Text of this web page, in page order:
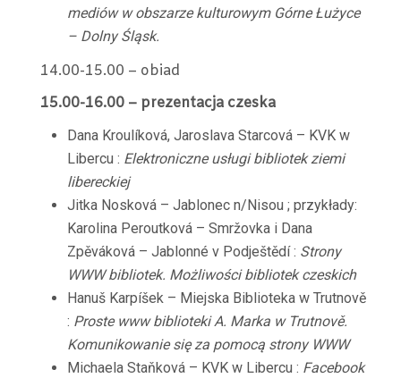
mediów w obszarze kulturowym Górne Łużyce
– Dolny Śląsk.
14.00-15.00 – obiad
15.00-16.00 – prezentacja czeska
Dana Kroulíková, Jaroslava Starcová – KVK w
Libercu : Elektroniczne usługi bibliotek ziemi
libereckiej
Jitka Nosková – Jablonec n/Nisou ; przykłady:
Karolina Peroutková – Smržovka i Dana
Zpěváková – Jablonné v Podještědí : Strony
WWW bibliotek. Możliwości bibliotek czeskich
Hanuš Karpíšek – Miejska Biblioteka w Trutnově
: Proste www biblioteki A. Marka w Trutnově.
Komunikowanie się za pomocą strony WWW
Michaela Staňková – KVK w Libercu : Facebook